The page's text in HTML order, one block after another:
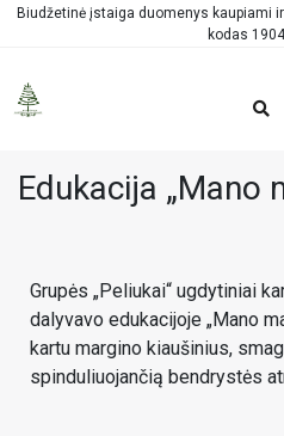
Biudžetinė įstaiga duomenys kaupiami
kodas
Edukacija „Mano
Grupės „Peliukai“ ugdytiniai
dalyvavo edukacijoje „Mano
kartu margino kiaušinius,
spinduliuojančią bendrystės